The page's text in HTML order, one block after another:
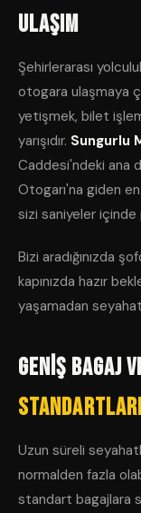
Ulaşım
Şehirlerarası
otogara ulaşmaya
yetişmek, bilet
yarışıdır. Sungurlu
Caddesi'ndeki ana
Otogarı'na giden
sizi saniyeler içinde
Bizi aradığınızda
kapınızda hazır
yaşamadan
Geniş Bagaj
Uzun süreli
normalden fazla
standart bagajlara